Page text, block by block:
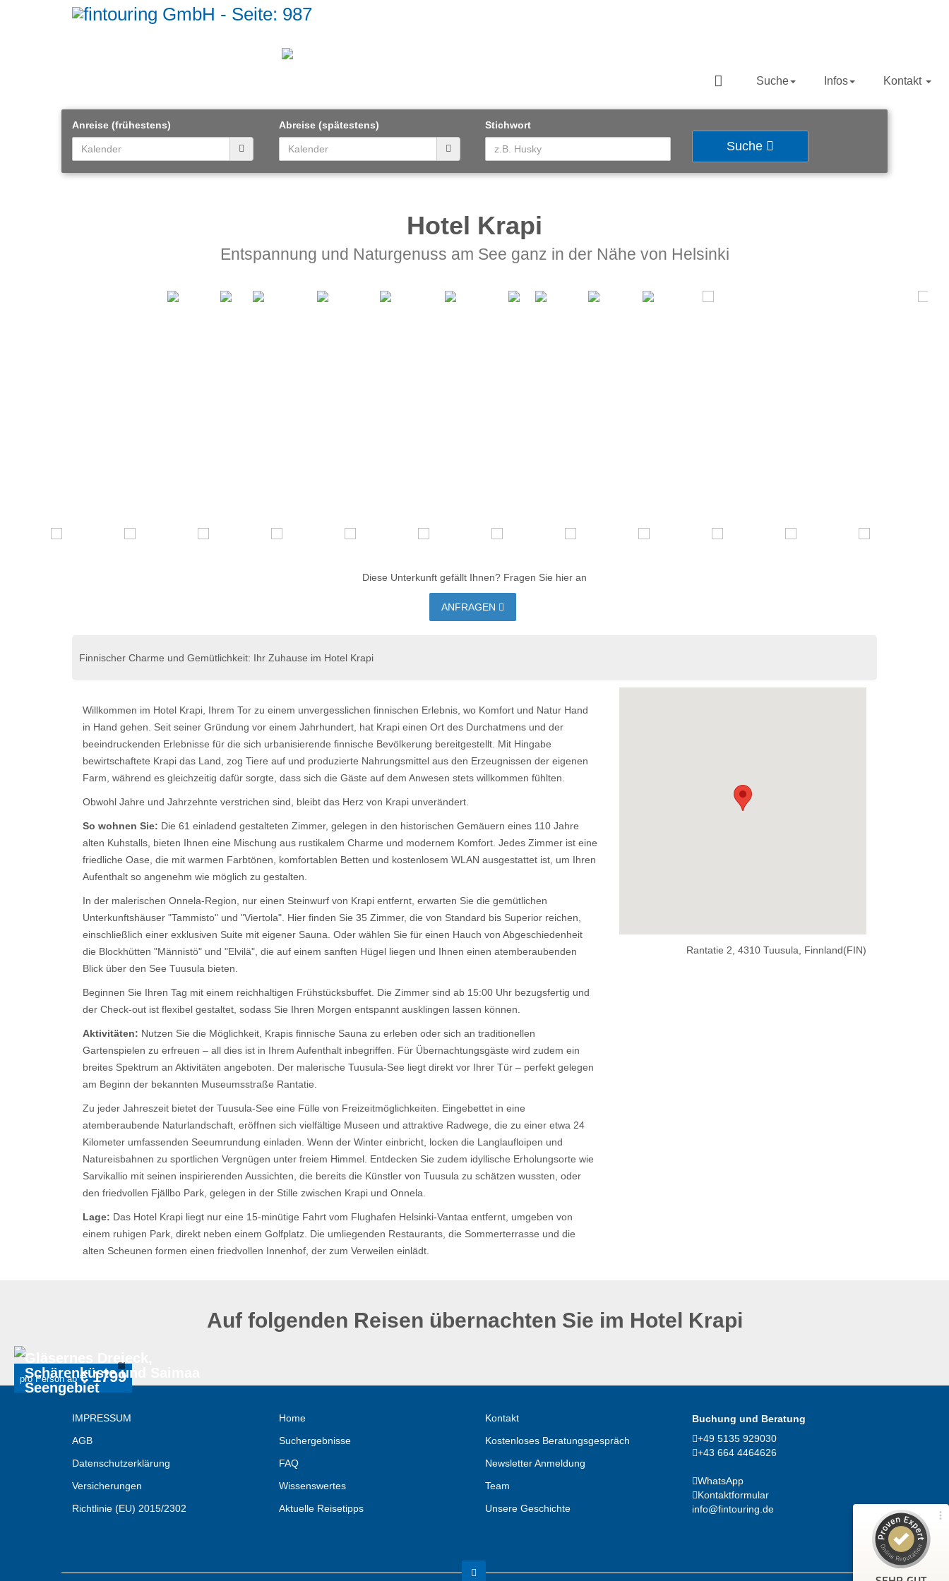
Suche Infos Kontakt
Anreise (frühestens) Abreise (spätestens) Stichwort
Suche
Hotel Krapi
Entspannung und Naturgenuss am See ganz in der Nähe von Helsinki
Diese Unterkunft gefällt Ihnen? Fragen Sie hier an
ANFRAGEN
Finnischer Charme und Gemütlichkeit: Ihr Zuhause im Hotel Krapi
Willkommen im Hotel Krapi, Ihrem Tor zu einem unvergesslichen finnischen Erlebnis, wo Komfort und Natur Hand
in Hand gehen. Seit seiner Gründung vor einem Jahrhundert, hat Krapi einen Ort des Durchatmens und der
beeindruckenden Erlebnisse für die sich urbanisierende finnische Bevölkerung bereitgestellt. Mit Hingabe
bewirtschaftete Krapi das Land, zog Tiere auf und produzierte Nahrungsmittel aus den Erzeugnissen der eigenen
Farm, während es gleichzeitig dafür sorgte, dass sich die Gäste auf dem Anwesen stets willkommen fühlten.
Obwohl Jahre und Jahrzehnte verstrichen sind, bleibt das Herz von Krapi unverändert.
So wohnen Sie: Die 61 einladend gestalteten Zimmer, gelegen in den historischen Gemäuern eines 110 Jahre
alten Kuhstalls, bieten Ihnen eine Mischung aus rustikalem Charme und modernem Komfort. Jedes Zimmer ist eine
friedliche Oase, die mit warmen Farbtönen, komfortablen Betten und kostenlosem WLAN ausgestattet ist, um Ihren
Aufenthalt so angenehm wie möglich zu gestalten.
In der malerischen Onnela-Region, nur einen Steinwurf von Krapi entfernt, erwarten Sie die gemütlichen
Unterkunftshäuser "Tammisto" und "Viertola". Hier finden Sie 35 Zimmer, die von Standard bis Superior reichen,
einschließlich einer exklusiven Suite mit eigener Sauna. Oder wählen Sie für einen Hauch von Abgeschiedenheit
die Blockhütten "Männistö" und "Elvilä", die auf einem sanften Hügel liegen und Ihnen einen atemberaubenden
Blick über den See Tuusula bieten.
Beginnen Sie Ihren Tag mit einem reichhaltigen Frühstücksbuffet. Die Zimmer sind ab 15:00 Uhr bezugsfertig und
der Check-out ist flexibel gestaltet, sodass Sie Ihren Morgen entspannt ausklingen lassen können.
Aktivitäten: Nutzen Sie die Möglichkeit, Krapis finnische Sauna zu erleben oder sich an traditionellen
Gartenspielen zu erfreuen – all dies ist in Ihrem Aufenthalt inbegriffen. Für Übernachtungsgäste wird zudem ein
breites Spektrum an Aktivitäten angeboten. Der malerische Tuusula-See liegt direkt vor Ihrer Tür – perfekt gelegen
am Beginn der bekannten Museumsstraße Rantatie.
Zu jeder Jahreszeit bietet der Tuusula-See eine Fülle von Freizeitmöglichkeiten. Eingebettet in eine
atemberaubende Naturlandschaft, eröffnen sich vielfältige Museen und attraktive Radwege, die zu einer etwa 24
Kilometer umfassenden Seeumrundung einladen. Wenn der Winter einbricht, locken die Langlaufloipen und
Natureisbahnen zu sportlichen Vergnügen unter freiem Himmel. Entdecken Sie zudem idyllische Erholungsorte wie
Sarvikallio mit seinen inspirierenden Aussichten, die bereits die Künstler von Tuusula zu schätzen wussten, oder
den friedvollen Fjällbo Park, gelegen in der Stille zwischen Krapi und Onnela.
Lage: Das Hotel Krapi liegt nur eine 15-minütige Fahrt vom Flughafen Helsinki-Vantaa entfernt, umgeben von
einem ruhigen Park, direkt neben einem Golfplatz. Die umliegenden Restaurants, die Sommerterrasse und die
alten Scheunen formen einen friedvollen Innenhof, der zum Verweilen einlädt.
Rantatie 2, 4310 Tuusula, Finnland(FIN)
Auf folgenden Reisen übernachten Sie im Hotel Krapi
Gläsernes Dreieck,
Schärenküste und Saimaa
Seengebiet
pro Person ab € 1799
IMPRESSUM
AGB
Datenschutzerklärung
Versicherungen
Richtlinie (EU) 2015/2302
Home
Suchergebnisse
FAQ
Wissenswertes
Aktuelle Reisetipps
Kontakt
Kostenloses Beratungsgespräch
Newsletter Anmeldung
Team
Unsere Geschichte
Buchung und Beratung
+49 5135 929030
+43 664 4464626
WhatsApp
Kontaktformular
info@fintouring.de
Kundenbewertungen und Erfahrungen zu
SEHR GUT
4,91 / 5,00
167
Bewertungen auf
ProvenExpert.com
Bewertungen von 2
Blick aufs ProvenExpert-Profil werfen